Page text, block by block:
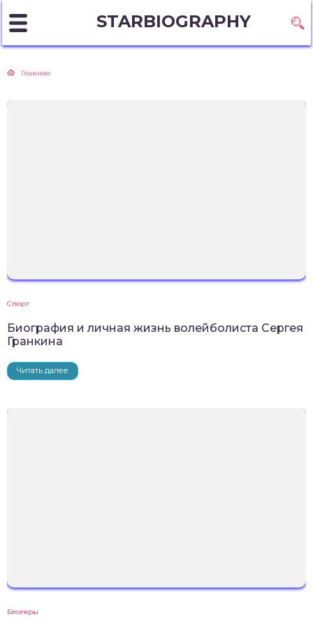
STARBIOGRAPHY
Главная
Спорт
Биография и личная жизнь волейболиста Сергея
Гранкина
Читать далее
Блогеры